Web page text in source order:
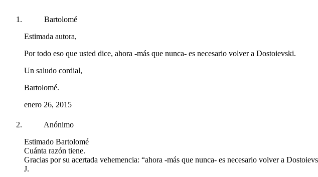
Bartolomé
Estimada autora,
Por todo eso que usted dice, ahora -más que nunca- es necesario volver a Dostoievski.
Un saludo cordial,
Bartolomé.
enero 26, 2015
Anónimo
Estimado Bartolomé
Cuánta razón tiene.
Gracias por su acertada vehemencia: “ahora -más que nunca- es necesario volver a
J.